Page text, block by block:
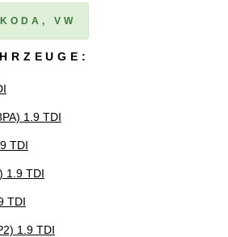
VW
1.9 TDI
TDI
1.9 TDI
TDI
1.9 TDI